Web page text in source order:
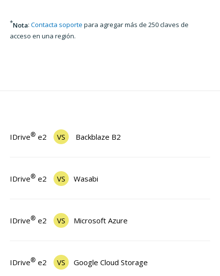
*Nota: Contacta soporte para agregar más de 250 claves de
acceso en una región.
IDrive® e2 VS Backblaze B2
IDrive® e2 VS Wasabi
IDrive® e2 VS Microsoft Azure
IDrive® e2 VS Google Cloud Storage